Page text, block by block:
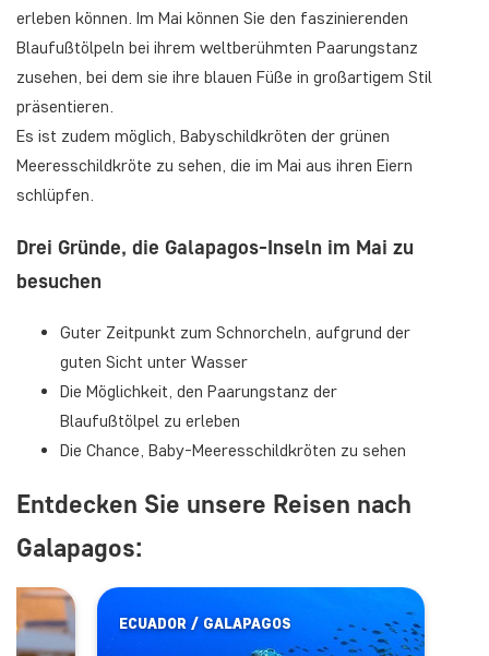
erleben können. Im Mai können Sie den faszinierenden
Blaufußtölpeln bei ihrem weltberühmten Paarungstanz
zusehen, bei dem sie ihre blauen Füße in großartigem Stil
präsentieren.
Es ist zudem möglich, Babyschildkröten der grünen
Meeresschildkröte zu sehen, die im Mai aus ihren Eiern
schlüpfen.
Drei Gründe, die Galapagos-Inseln im Mai zu
besuchen
Guter Zeitpunkt zum Schnorcheln, aufgrund der
guten Sicht unter Wasser
Die Möglichkeit, den Paarungstanz der
Blaufußtölpel zu erleben
Die Chance, Baby-Meeresschildkröten zu sehen
Entdecken Sie unsere Reisen nach
Galapagos:
ECUADOR / GALAPAGOS